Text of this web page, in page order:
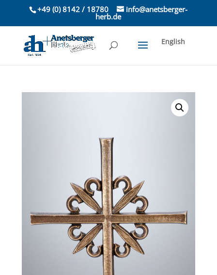
+49 (0) 8142 / 18780 info@anetsberger-
herb.de
English